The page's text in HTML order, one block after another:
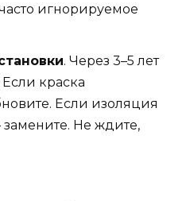
игнорируемое
. Через 3–5 лет
краска
Если изоляция
замените. Не ждите,